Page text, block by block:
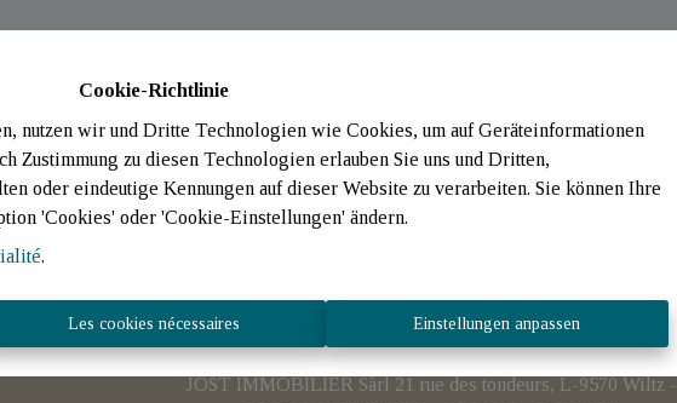
Cookie-Richtlinie
nutzen wir und Dritte Technologien wie Cookies, um auf Geräteinformationen
Zustimmung zu diesen Technologien erlauben Sie uns und Dritten,
oder eindeutige Kennungen auf dieser Website zu verarbeiten. Sie können Ihre
'Cookies' oder 'Cookie-Einstellungen' ändern.
.
Les cookies nécessaires Einstellungen anpassen
JOST IMMOBILIER Sàrl 21 rue des tondeurs, L-9570 Wiltz -